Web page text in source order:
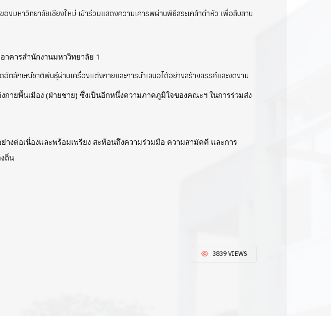
มหาวิทยาลัยเชียงใหม่ เข้าร่วมแสดงความเคารพผ่านพิธีสระเกล้าดำหัว เพื่อสืบสาน
คารสำนักงานมหาวิทยาลัย 1
ตลักษณ์ชาติพันธุ์ผ่านเครื่องแต่งกายและการนำเสนอได้อย่างสร้างสรรค์และงดงาม
ยพื้นเมือง (ฝ่ายชาย) ซึ่งเป็นอีกหนึ่งความภาคภูมิใจของคณะฯ ในการร่วมส่ง
งต่อเนื่องและพร้อมเพรียง สะท้อนถึงความร่วมมือ ความสามัคคี และการ
ถิ่น
3839 VIEWS